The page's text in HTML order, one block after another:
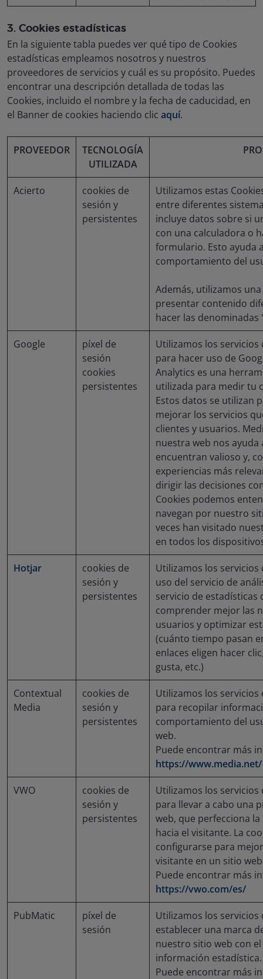
3. Cookies estadísticas
En la siguiente tabla puedes ver qué tipo de Cookies
estadísticas empleamos nosotros y nuestros
proveedores de servicios y cuál es su propósito. Puedes
encontrar una descripción detallada de todas las
Cookies, incluido el nombre y la fecha de caducidad, en
el Banner de cookies haciendo clic aquí.
PROVEEDOR
TECNOLOGÍA
UTILIZADA
Acierto
cookies de
sesión y
persistentes
Utilizamos estas
entre diferentes
incluye datos sobre si
con una calculadora o
formulario. Esto ayuda
comportamiento del
Además, utilizamos
presentar contenido
hacer las denominadas
Google
píxel de
sesión
cookies
persistentes
Utilizamos los
para hacer uso de
Analytics es una
utilizada para medir tu
Estos datos se utilizan
mejorar los servicios
clientes y usuarios.
nuestra web nos
encuentran valioso y,
experiencias más
dirigir las decisiones
Cookies podemos
navegan por nuestro
veces han visitado
en todos los
Hotjar
cookies de
sesión y
persistentes
Utilizamos los
uso del servicio de
servicio de estadísticas
comprender mejor las
usuarios y optimizar
(cuánto tiempo pasan
enlaces eligen hacer
gusta, etc.)
Contextual
Media
cookies de
sesión y
persistentes
Utilizamos los
para recopilar
comportamiento del
web.
Puede encontrar más
https://www.media.net/
VWO
cookies de
sesión y
persistentes
Utilizamos los
para llevar a cabo una
web, que perfecciona
hacia el visitante. La
configurarse para
visitante en un sitio
Puede encontrar más
https://vwo.com/es/
PubMatic
píxel de
sesión
Utilizamos los servicios
establecer una marca
nuestro sitio web con
información estadística.
Puede encontrar más